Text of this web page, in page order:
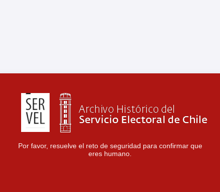
Por favor, resuelve el reto de seguridad para confirmar que
eres humano.